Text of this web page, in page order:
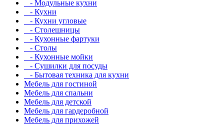
- Модульные кухни
- Кухни
- Кухни угловые
- Столешницы
- Кухонные фартуки
- Столы
- Кухонные мойки
- Сушилки для посуды
- Бытовая техника для кухни
Мебель для гостиной
Мебель для спальни
Мебель для детской
Мебель для гардеробной
Мебель для прихожей